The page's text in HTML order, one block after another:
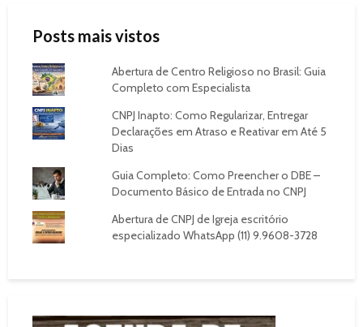
Posts mais vistos
Abertura de Centro Religioso no Brasil: Guia
Completo com Especialista
CNPJ Inapto: Como Regularizar, Entregar
Declarações em Atraso e Reativar em Até 5
Dias
Guia Completo: Como Preencher o DBE –
Documento Básico de Entrada no CNPJ
Abertura de CNPJ de Igreja escritório
especializado WhatsApp (11) 9.9608-3728